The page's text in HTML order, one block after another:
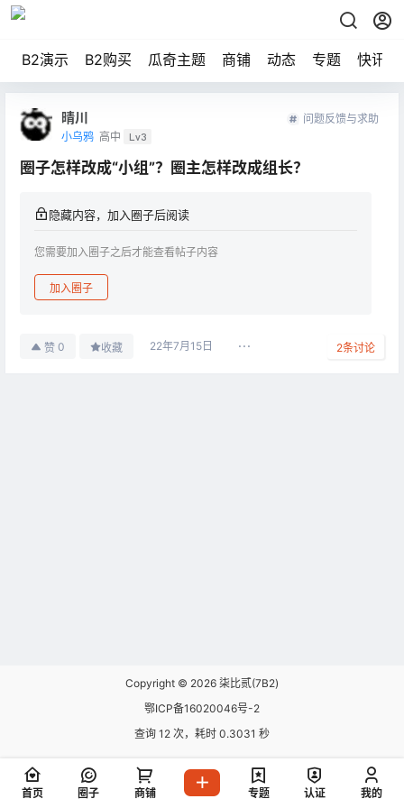
B2演示 B2购买 瓜奇主题 商铺 动态 专题 快讯
晴川
小乌鸦 高中 Lv3
问题反馈与求助
圈子怎样改成“小组”？圈主怎样改成组长？
隐藏内容，加入圈子后阅读
您需要加入圈子之后才能查看帖子内容
加入圈子
赞 0 收藏 22年7月15日 2条讨论
Copyright © 2026 柒比贰(7B2)
鄂ICP备16020046号-2
查询 12 次，耗时 0.3031 秒
首页 圈子 商铺 专题 认证 我的